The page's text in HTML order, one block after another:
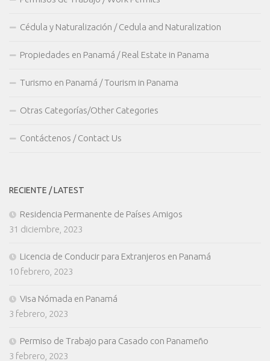
Cédula y Naturalización / Cedula and Naturalization
Propiedades en Panamá / Real Estate in Panama
Turismo en Panamá / Tourism in Panama
Otras Categorías/Other Categories
Contáctenos / Contact Us
RECIENTE / LATEST
Residencia Permanente de Países Amigos
31 diciembre, 2023
Licencia de Conducir para Extranjeros en Panamá
10 febrero, 2023
Visa Nómada en Panamá
3 febrero, 2023
Permiso de Trabajo para Casado con Panameño
3 febrero, 2023